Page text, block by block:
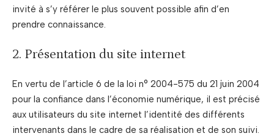
invité à s’y référer le plus souvent possible afin d’en
prendre connaissance.
2. Présentation du site internet
En vertu de l’article 6 de la loi n° 2004-575 du 21 juin 2004
pour la confiance dans l’économie numérique, il est précisé
aux utilisateurs du site internet l’identité des différents
intervenants dans le cadre de sa réalisation et de son suivi.